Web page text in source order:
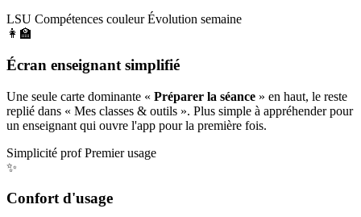
LSU Compétences couleur Évolution semaine
👩‍🏫
Écran enseignant simplifié
Une seule carte dominante « Préparer la séance » en haut, le reste
replié dans « Mes classes & outils ». Plus simple à appréhender pour
un enseignant qui ouvre l'app pour la première fois.
Simplicité prof Premier usage
✨
Confort d'usage